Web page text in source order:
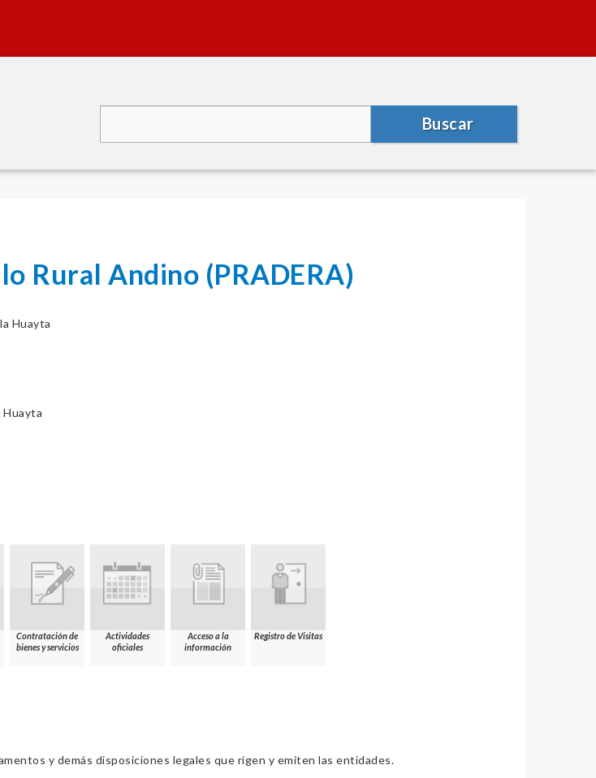
Buscar
Rural Andino (PRADERA)
Huayta
Huayta
Contratación de
bienes y servicios
Actividades
oficiales
Acceso a la
información
Registro de Visitas
y demás disposiciones legales que rigen y emiten las entidades.